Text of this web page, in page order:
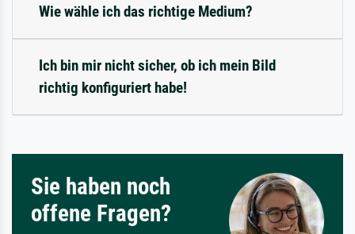
Wie wähle ich das richtige Medium?
Ich bin mir nicht sicher, ob ich mein Bild
richtig konfiguriert habe!
Sie haben noch
offene Fragen?